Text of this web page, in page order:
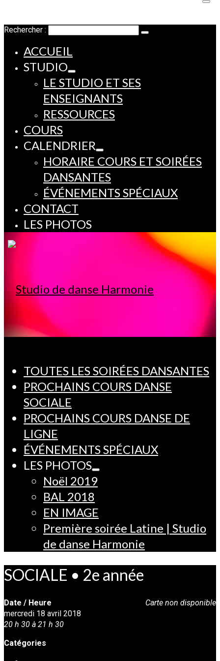
Rechercher :
ACCUEIL
STUDIO
LE STUDIO ET SES
ENSEIGNANTS
RESSOURCES
COURS
CALENDRIER
HORAIRE COURS ET SOIRÉES
DANSANTES
ÉVÉNEMENTS SPÉCIAUX
CONTACT
LES PHOTOS
TOUTES LES SOIRÉES DANSANTES
PROCHAINS COURS DANSE
SOCIALE
PROCHAINS COURS DANSE DE
LIGNE
ÉVÉNEMENTS SPÉCIAUX
LES PHOTOS
Noël 2019
BAL 2018
EN IMAGE
Première soirée Latine | Studio
de danse Harmonie
SOCIALE • 2e année
Carte non disponible
Date / Heure
mercredi 18 avril 2018
20 h 30 à 21 h 30
Catégories